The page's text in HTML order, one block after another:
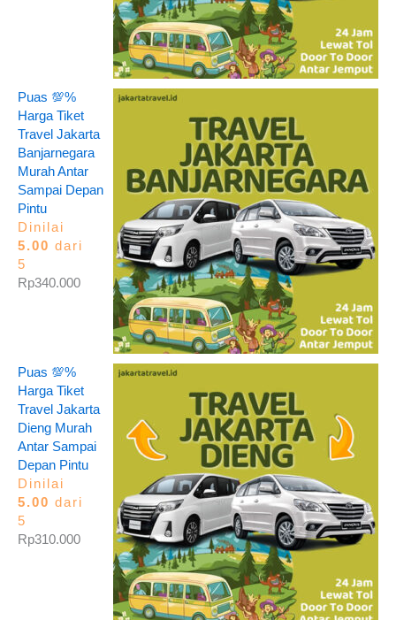
Puas 💯%
Harga Tiket
Travel Jakarta
Banjarnegara
Murah Antar
Sampai Depan
Pintu
Dinilai
5.00 dari
5
Rp340.000
Puas 💯%
Harga Tiket
Travel Jakarta
Dieng Murah
Antar Sampai
Depan Pintu
Dinilai
5.00 dari
5
Rp310.000